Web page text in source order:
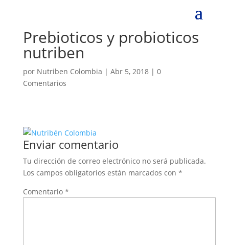
Prebioticos y probioticos
nutriben
por Nutriben Colombia | Abr 5, 2018| 0
Comentarios
Enviar comentario
Tu dirección de correo electrónico no será publicada.
Los campos obligatorios están marcados con *
Comentario *